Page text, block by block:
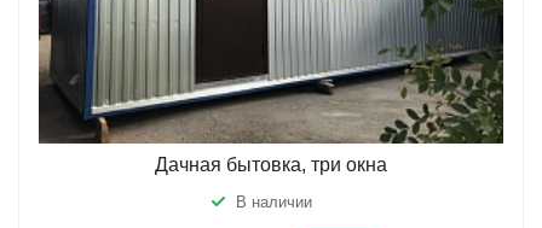
Дачная бытовка, три окна
В наличии